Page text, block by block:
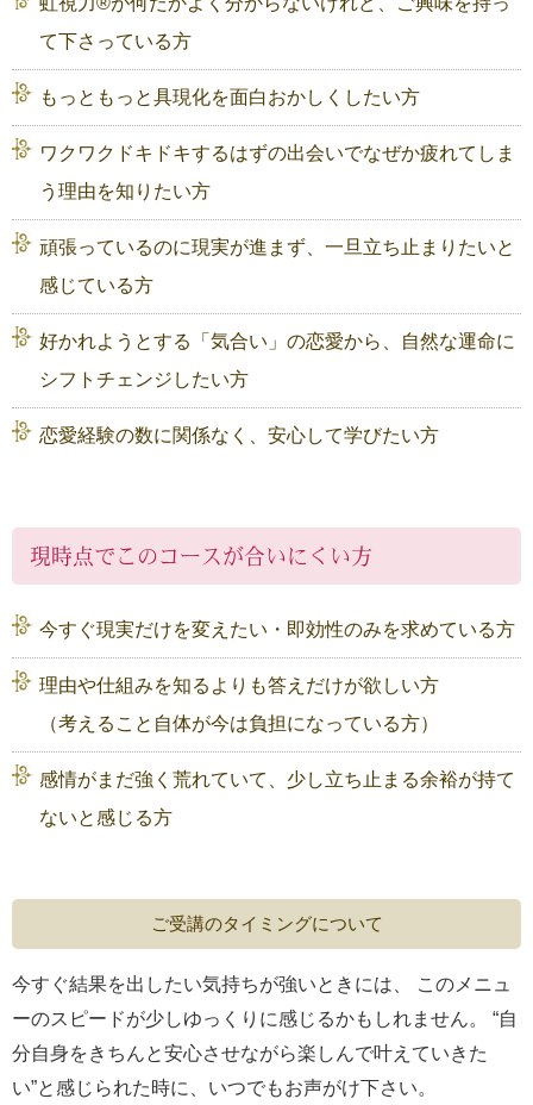
て下さっている方
もっともっと具現化を面白おかしくしたい方
ワクワクドキドキするはずの出会いでなぜか疲れてしま
う理由を知りたい方
頑張っているのに現実が進まず、一旦立ち止まりたいと
感じている方
好かれようとする「気合い」の恋愛から、自然な運命に
シフトチェンジしたい方
恋愛経験の数に関係なく、安心して学びたい方
現時点でこのコースが合いにくい方
今すぐ現実だけを変えたい・即効性のみを求めている方
理由や仕組みを知るよりも答えだけが欲しい方
（考えること自体が今は負担になっている方）
感情がまだ強く荒れていて、少し立ち止まる余裕が持て
ないと感じる方
ご受講のタイミングについて
今すぐ結果を出したい気持ちが強いときには、 このメニュ
ーのスピードが少しゆっくりに感じるかもしれません。 “自
分自身をきちんと安心させながら楽しんで叶えていきた
い”と感じられた時に、いつでもお声がけ下さい。